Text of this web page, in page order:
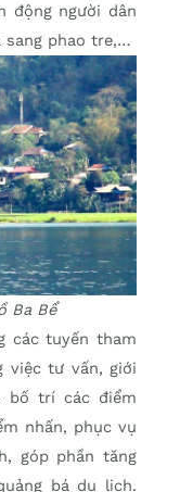
động người dân
sang phao tre,…
Ba Bể
các tuyến tham
việc tư vấn, giới
bố trí các điểm
nhấn, phục vụ
góp phần tăng
bá du lịch.